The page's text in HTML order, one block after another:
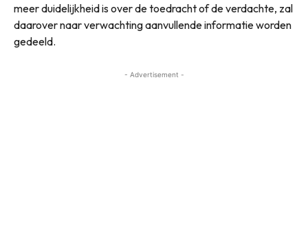
meer duidelijkheid is over de toedracht of de verdachte, zal
daarover naar verwachting aanvullende informatie worden
gedeeld.
- Advertisement -